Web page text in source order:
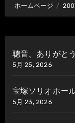
ホームページ
聰音、ありがと
5月 25, 2026
宝塚ソリオホー
5月 23, 2026